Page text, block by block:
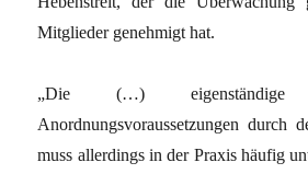
Mitglieder genehmigt hat.
„Die (…)
Anordnungsvoraussetzungen durch
muss allerdings in der Praxis häufig